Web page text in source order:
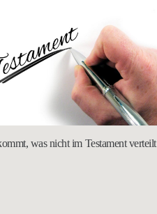
was nicht im Testament verteilt